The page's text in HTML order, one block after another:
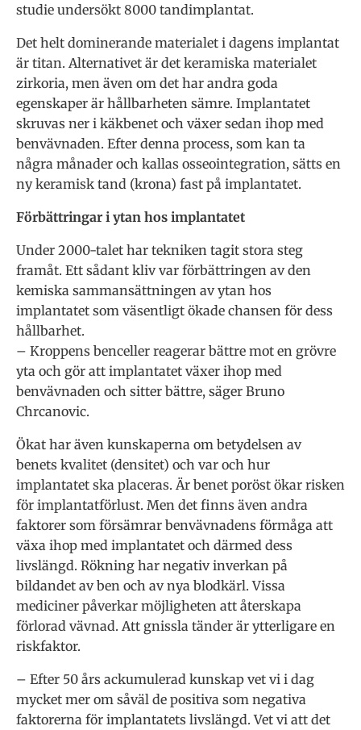
studie undersökt 8000 tandimplantat.
Det helt dominerande materialet i dagens implantat
är titan. Alternativet är det keramiska materialet
zirkoria, men även om det har andra goda
egenskaper är hållbarheten sämre. Implantatet
skruvas ner i käkbenet och växer sedan ihop med
benvävnaden. Efter denna process, som kan ta
några månader och kallas osseointegration, sätts en
ny keramisk tand (krona) fast på implantatet.
Förbättringar i ytan hos implantatet
Under 2000-talet har tekniken tagit stora steg
framåt. Ett sådant kliv var förbättringen av den
kemiska sammansättningen av ytan hos
implantatet som väsentligt ökade chansen för dess
hållbarhet.
– Kroppens benceller reagerar bättre mot en grövre
yta och gör att implantatet växer ihop med
benvävnaden och sitter bättre, säger Bruno
Chrcanovic.
Ökat har även kunskaperna om betydelsen av
benets kvalitet (densitet) och var och hur
implantatet ska placeras. Är benet poröst ökar risken
för implantatförlust. Men det finns även andra
faktorer som försämrar benvävnadens förmåga att
växa ihop med implantatet och därmed dess
livslängd. Rökning har negativ inverkan på
bildandet av ben och av nya blodkärl. Vissa
mediciner påverkar möjligheten att återskapa
förlorad vävnad. Att gnissla tänder är ytterligare en
riskfaktor.
– Efter 50 års ackumulerad kunskap vet vi i dag
mycket mer om såväl de positiva som negativa
faktorerna för implantatets livslängd. Vet vi att det